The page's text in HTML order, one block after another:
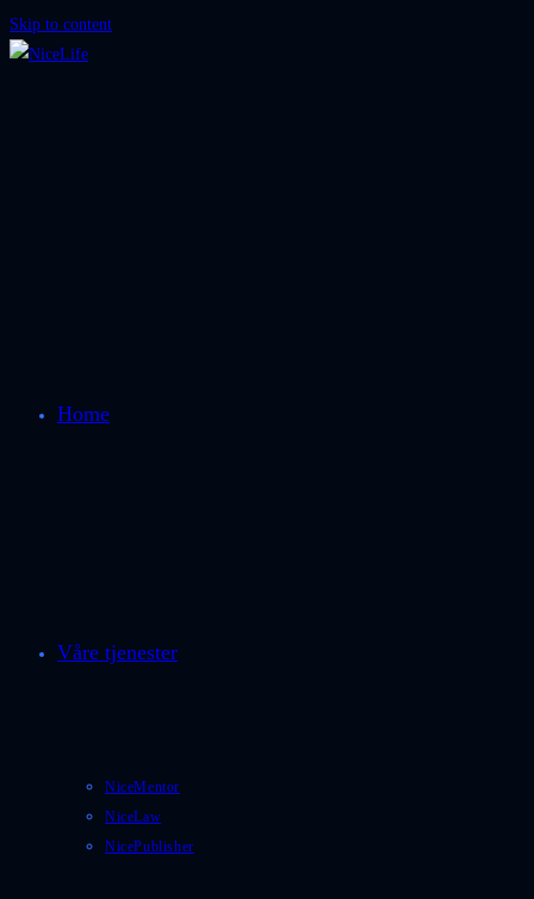
Skip to content
Home
Våre tjenester
NiceMentor
NiceLaw
NicePublisher